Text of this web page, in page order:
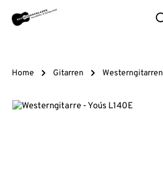
Zum Hauptinhalt springen
Home Gitarren Westerngitarren
Bildergalerie überspringen